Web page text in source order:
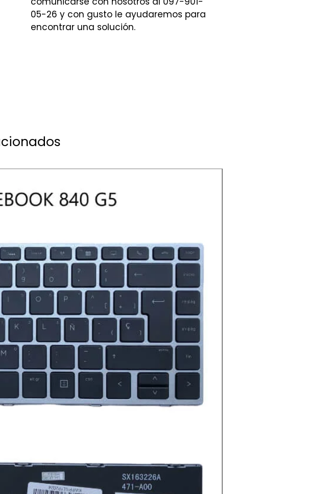
05-26 y con gusto le ayudaremos para
encontrar una solución.